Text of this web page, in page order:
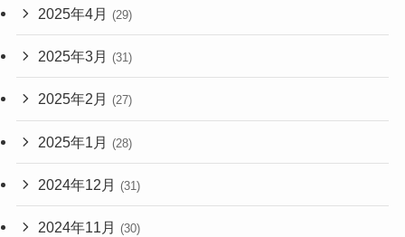
2025年4月 (29)
2025年3月 (31)
2025年2月 (27)
2025年1月 (28)
2024年12月 (31)
2024年11月 (30)